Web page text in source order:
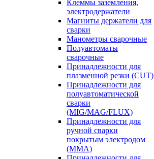
Клеммы заземления,
электродержатели
Магниты держатели для
сварки
Манометры сварочные
Полуавтоматы
сварочные
Принадлежности для
плазменной резки (CUT)
Принадлежности для
полуавтоматической
сварки
(MIG/MAG/FLUX)
Принадлежности для
ручной сварки
покрытым электродом
(MMA)